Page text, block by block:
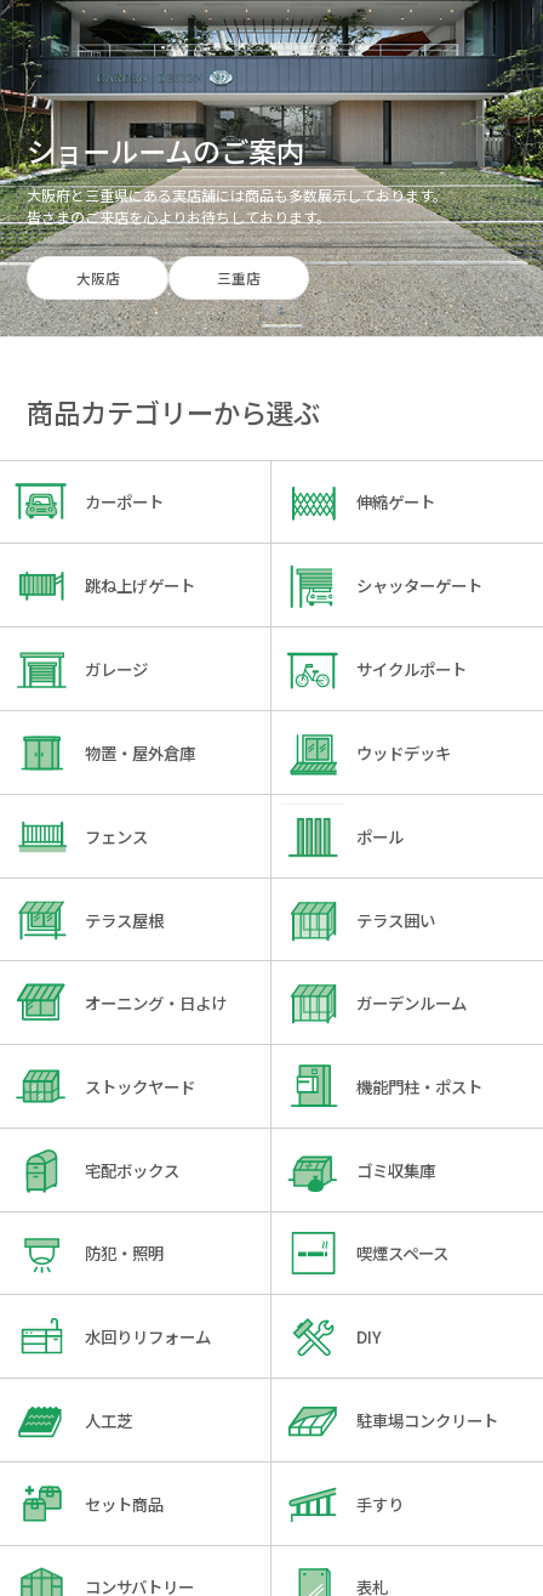
ショールームのご案内
大阪府と三重県にある実店舗には商品も多数展示しております。
皆さまのご来店を心よりお待ちしております。
大阪店 三重店
商品カテゴリーから選ぶ
カーポート 伸縮ゲート
跳ね上げゲート シャッターゲート
ガレージ サイクルポート
物置・屋外倉庫 ウッドデッキ
フェンス ポール
テラス屋根 テラス囲い
オーニング・日よけ ガーデンルーム
ストックヤード 機能門柱・ポスト
宅配ボックス ゴミ収集庫
防犯・照明 喫煙スペース
水回りリフォーム DIY
人工芝 駐車場コンクリート
セット商品 手すり
コンサバトリー 表札